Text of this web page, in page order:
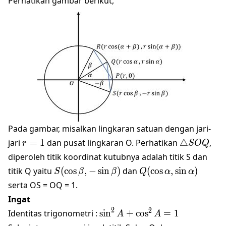
Pada gambar, misalkan lingkaran satuan dengan jari-
jari r=
1
r = 1 dan pusat lingkaran O. Perhatikan \triangle
SOQ
△SOQ,
diperoleh titik koordinat kutubnya adalah titik S dan
titik Q yaitu S(\cos
\beta
, -\sin
S(cos β, − sin β) dan Q(\cos
)
Q(cosα, sinα)
serta OS = OQ = 1.
Ingat
Identitas trigonometri : \sin
^2
sin2 A + cos2 A = 1